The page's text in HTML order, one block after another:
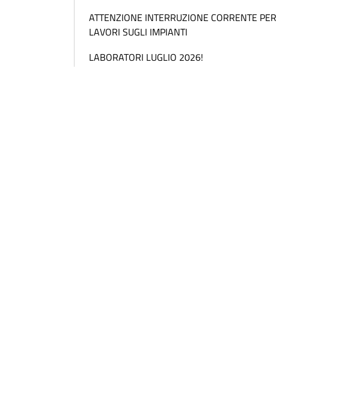
ATTENZIONE INTERRUZIONE CORRENTE PER
LAVORI SUGLI IMPIANTI
LABORATORI LUGLIO 2026!